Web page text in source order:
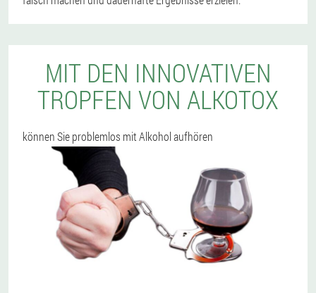
MIT DEN INNOVATIVEN
TROPFEN VON ALKOTOX
können Sie problemlos mit Alkohol aufhören